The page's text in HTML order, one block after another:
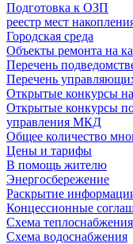
Подготовка к ОЗП
реестр мест
Городская среда
Объекты ремонта на
Перечень
Перечень
Открытые конкурсы
Открытые конкурсы
управления МКД
Общее количество
Цены и тарифы
В помощь жителю
Энергосбережение
Раскрытие
Концессионные
Схема
Схема водоснабжения